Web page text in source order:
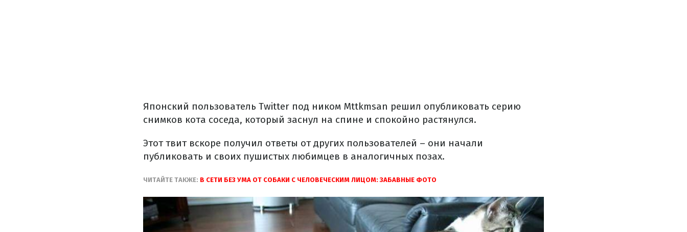
Японский пользователь Twitter под ником Mttkmsan решил опубликовать серию
снимков кота соседа, который заснул на спине и спокойно растянулся.
Этот твит вскоре получил ответы от других пользователей – они начали
публиковать и своих пушистых любимцев в аналогичных позах.
ЧИТАЙТЕ ТАКЖЕ: В СЕТИ БЕЗ УМА ОТ СОБАКИ С ЧЕЛОВЕЧЕСКИМ ЛИЦОМ: ЗАБАВНЫЕ ФОТО